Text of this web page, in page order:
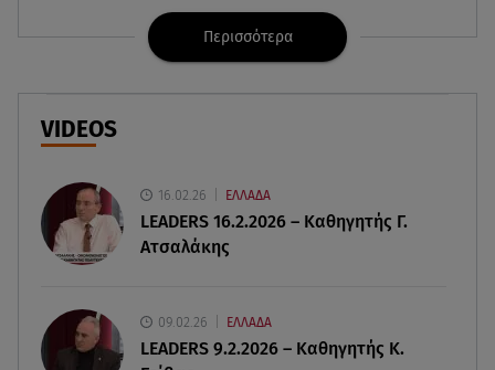
Τουρισμός για όλους: Συνεχίζονται οι αιτήσεις –
Marfin: Προθεσμία για να απολογηθεί πήρε η
46χρονη
αποκαλύπτουν οι διακοπές για τη σχέση σου
Περισσότερα
VIDEOS
16.02.26 ΕΛΛΑΔΑ
LEADERS 16.2.2026 – Καθηγητής Γ.
Ατσαλάκης
09.02.26 ΕΛΛΑΔΑ
LEADERS 9.2.2026 – Καθηγητής Κ.